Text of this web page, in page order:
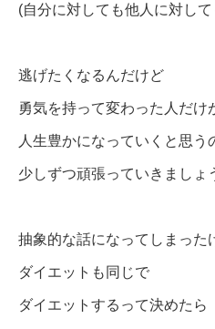
(自分に対しても他人に対して
逃げたくなるんだけど
勇気を持って変わった人だけ
人生豊かになっていくと思う
少しずつ頑張っていきましょ
抽象的な話になってしまった
ダイエットも同じで
ダイエットするって決めたら